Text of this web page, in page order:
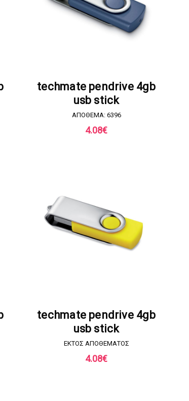
ΖΗΤΗΣΤΕ ΠΡΟΣΦΟΡΑ
techmate pendrive 4gb
usb stick
ΑΠΟΘΕΜΑ: 6396
4.08€
ΖΗΤΗΣΤΕ ΠΡΟΣΦΟΡΑ
techmate pendrive 4gb
usb stick
EKTOΣ ΑΠΟΘΕΜΑΤΟΣ
4.08€